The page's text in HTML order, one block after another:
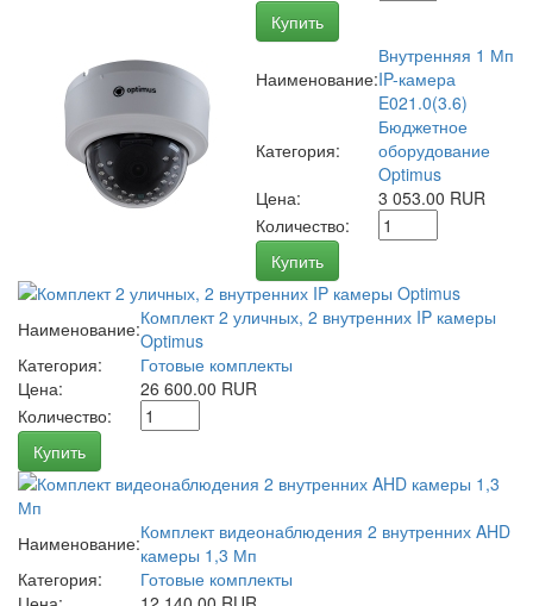
Купить
Наименование:
Внутренняя 1 Мп
IP-камера
E021.0(3.6)
Категория:
Бюджетное
оборудование
Optimus
Цена:
3 053.00 RUR
Количество:
Купить
Наименование:Комплект 2 уличных, 2 внутренних IP камеры
Optimus
Категория:
Готовые комплекты
Цена:
26 600.00 RUR
Количество:
Купить
Наименование:Комплект видеонаблюдения 2 внутренних AHD
камеры 1,3 Мп
Категория:
Готовые комплекты